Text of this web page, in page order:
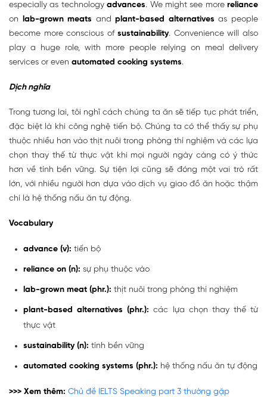
especially as technologyadvances. We might see more reliance
on
lab-grown meats andplant-based alternatives as people
become more conscious ofsustainability. Convenience will also
play a huge role, with more people relying on meal delivery
services or even automated cooking systems.
Dịch nghĩa
Trong tương lai, tôi nghĩ cách chúng ta ăn sẽ tiếp tục phát triển,
đặc biệt là khi công nghệ tiến bộ. Chúng ta có thể thấy sự phụ
thuộc nhiều hơn vào thịt nuôi trong phòng thí nghiệm và các lựa
chọn thay thế từ thực vật khi mọi người ngày càng có ý thức
hơn về tính bền vững. Sự tiện lợi cũng sẽ đóng một vai trò rất
lớn, với nhiều người hơn dựa vào dịch vụ giao đồ ăn hoặc thậm
chí là hệ thống nấu ăn tự động.
Vocabulary
advance (v): tiến bộ
reliance on (n): sự phụ thuộc vào
lab-grown meat (phr.): thịt nuôi trong phòng thí nghiệm
plant-based alternatives (phr.):các lựa chọn thay thế từ
thực vật
sustainability (n): tính bền vững
automated cooking systems (phr.): hệ thống nấu ăn tự động
>>> Xem thêm: Chủ đề IELTS Speaking part 3 thường gặp